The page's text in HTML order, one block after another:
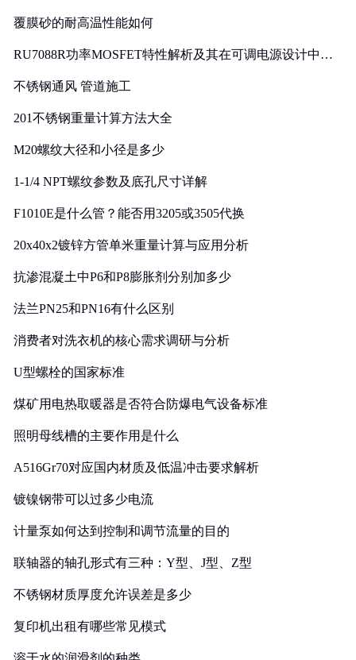
覆膜砂的耐高温性能如何
RU7088R功率MOSFET特性解析及其在可调电源设计中的
不锈钢通风 管道施工
201不锈钢重量计算方法大全
M20螺纹大径和小径是多少
1-1/4 NPT螺纹参数及底孔尺寸详解
F1010E是什么管？能否用3205或3505代换
20x40x2镀锌方管单米重量计算与应用分析
抗渗混凝土中P6和P8膨胀剂分别加多少
法兰PN25和PN16有什么区别
消费者对洗衣机的核心需求调研与分析
U型螺栓的国家标准
煤矿用电热取暖器是否符合防爆电气设备标准
照明母线槽的主要作用是什么
A516Gr70对应国内材质及低温冲击要求解析
镀镍钢带可以过多少电流
计量泵如何达到控制和调节流量的目的
联轴器的轴孔形式有三种：Y型、J型、Z型
不锈钢材质厚度允许误差是多少
复印机出租有哪些常见模式